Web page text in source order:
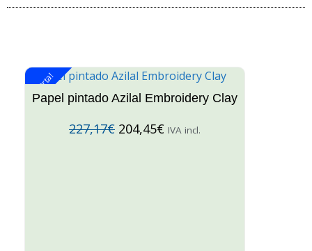
¡Oferta!
Papel pintado Azilal Embroidery Clay
227,17€ 204,45€ IVA incl.